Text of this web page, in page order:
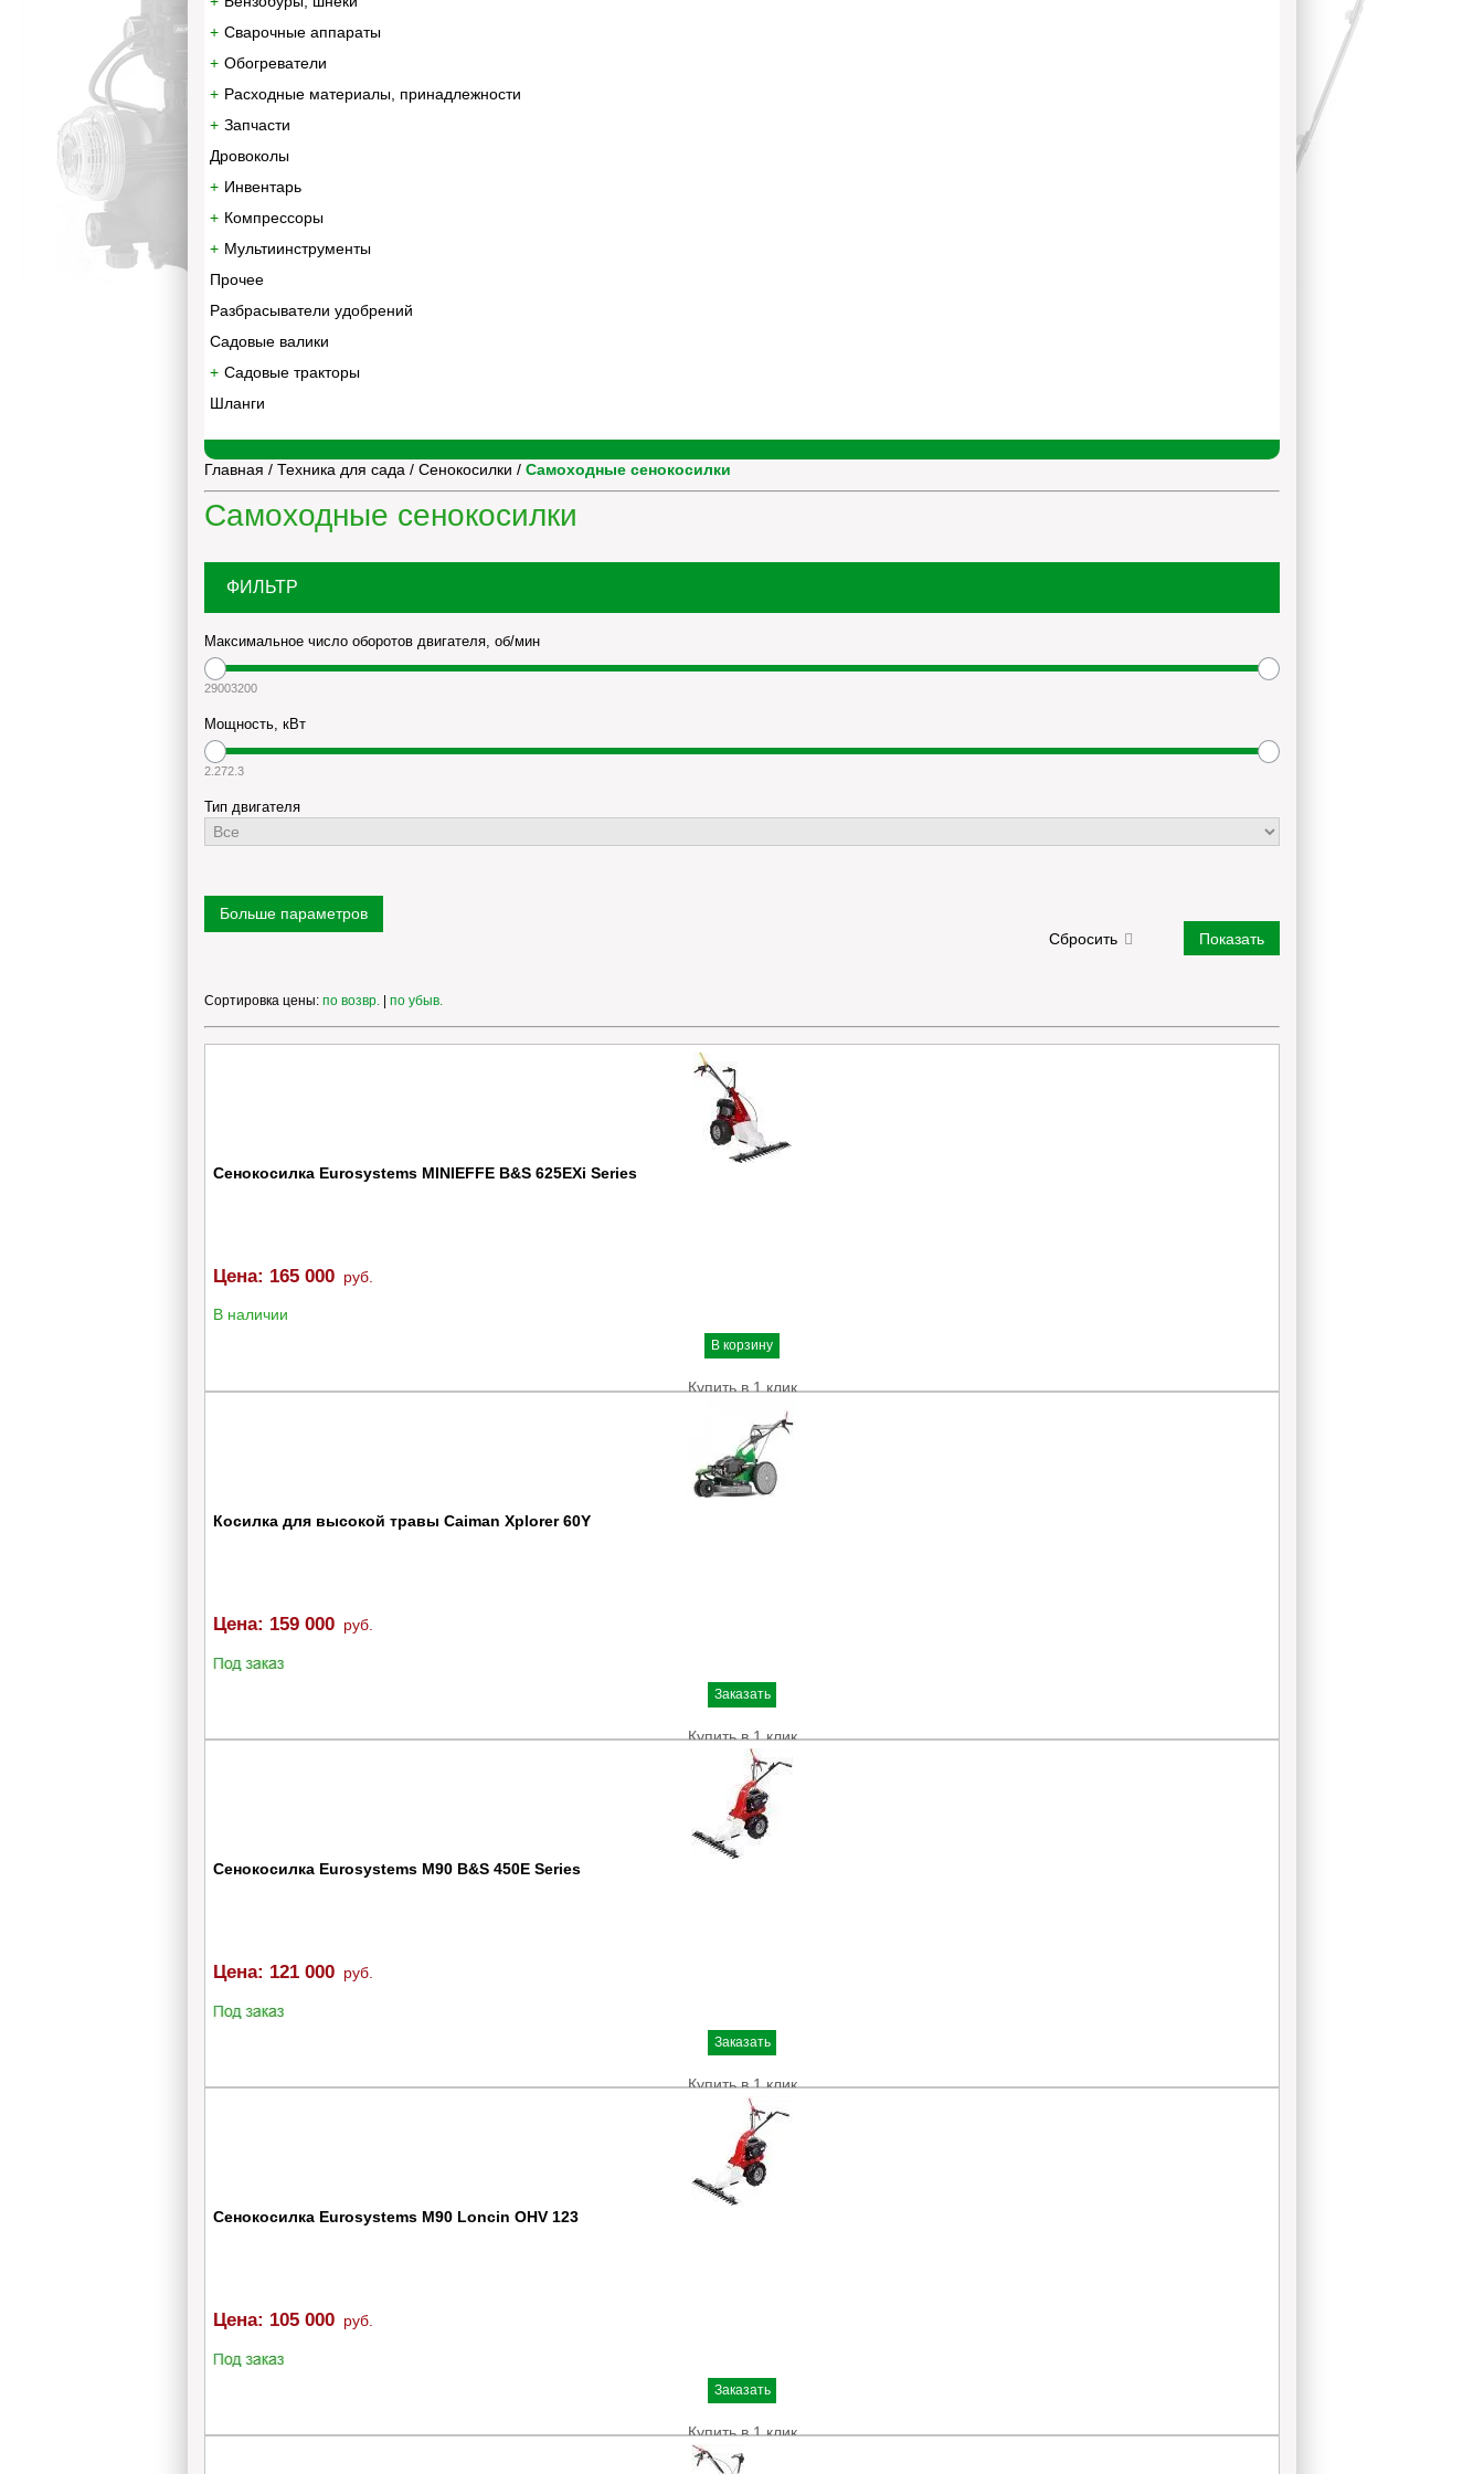
Сварочные аппараты
Обогреватели
Расходные материалы, принадлежности
Запчасти
Дровоколы
Инвентарь
Компрессоры
Мультиинструменты
Прочее
Разбрасыватели удобрений
Садовые валики
Садовые тракторы
Шланги
Главная / Техника для сада / Сенокосилки / Самоходные сенокосилки
Самоходные сенокосилки
ФИЛЬТР
Максимальное число оборотов двигателя, об/мин
29003200
Мощность, кВт
2.272.3
Тип двигателя
Охлаждение
4860
Производитель
Колеса
Больше параметров
Сортировка цены: по возвр. по убыв.
Сенокосилка Eurosystems MINIEFFE B&S 625EXi Series
Цена: 165 000 руб.
В наличии
В корзину
Купить в 1 клик
Косилка для высокой травы Caiman Xplorer 60Y
Цена: 159 000 руб.
Заказать
Купить в 1 клик
Сенокосилка Eurosystems M90 B&S 450E Series
Цена: 121 000 руб.
Заказать
Купить в 1 клик
Сенокосилка Eurosystems M90 Loncin OHV 123
Цена: 105 000 руб.
Заказать
Купить в 1 клик